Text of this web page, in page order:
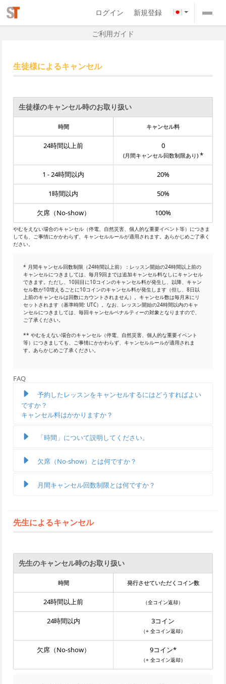
ログイン 新規登録
ご利用ガイド
生徒様によるキャンセル
生徒様のキャンセル時のお取り扱い
時間 キャンセル料
24時間以上前 0
(月間キャンセル回数制限あり) *
1 - 24時間以内 20%
1時間以内 50%
欠席（No-show） 100%
やむをえない場合のキャンセル（停電、自然災害、個人的な重要イベント等）につきま
しても、ご事情にかかわらず、キャンセルルールが適用されます。あらかじめご了承く
ださい。
* 月間キャンセル回数制限（24時間以上前）：レッスン開始の24時間以上前の
キャンセルにつきましては、毎月9回までは追加キャンセル料なしにキャンセル
できます。ただし、10回目に10コインのキャンセル料が発生し、以降、キャン
セル数が10増えるごとに10コインのキャンセル料が発生します（但し、8日以
上前のキャンセルは回数にカウントされません）。キャンセル数は毎月末にリ
セットされます（基準時間: UTC）。なお、レッスン開始の24時間以内のキャ
ンセルにつきましては、毎回キャンセルペナルティーの対象となりますので、
ご了承ください。
** やむをえない場合のキャンセル（停電、自然災害、個人的な重要イベント
等）につきましても、ご事情にかかわらず、キャンセルルールが適用されま
す。あらかじめご了承ください。
FAQ
予約したレッスンをキャンセルするにはどうすればよい
ですか？
キャンセル料はかかりますか？
「時間」について説明してください。
欠席（No-show）とは何ですか？
月間キャンセル回数制限とは何ですか？
– 生徒様のキャンセル10回毎に、10コインの追加キャンセル料
– キャンセル回数リセット時期：毎月末（基準時間: UTC）
– キャンセルの対象： 24時間以上前のキャンセル（8日以上前のキ
ャンセルと欠席は対象外）
– 保有コインが10コインに満たない場合、マイナス表記となり、次
先生によるキャンセル
先生のキャンセル時のお取り扱い
時間 発行させていただくコイン数
24時間以上前 （全コイン返却）
24時間以内 3コイン
（+ 全コイン返却）
欠席（No-show） 9コイン*
（+ 全コイン返却）